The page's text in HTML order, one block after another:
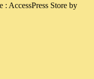
: AccessPress Store by